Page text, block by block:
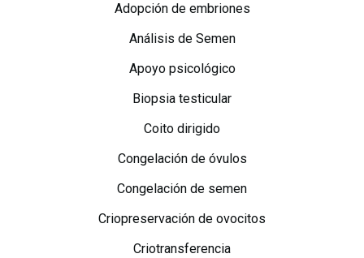
Adopción de embriones
Análisis de Semen
Apoyo psicológico
Biopsia testicular
Coito dirigido
Congelación de óvulos
Congelación de semen
Criopreservación de ovocitos
Criotransferencia